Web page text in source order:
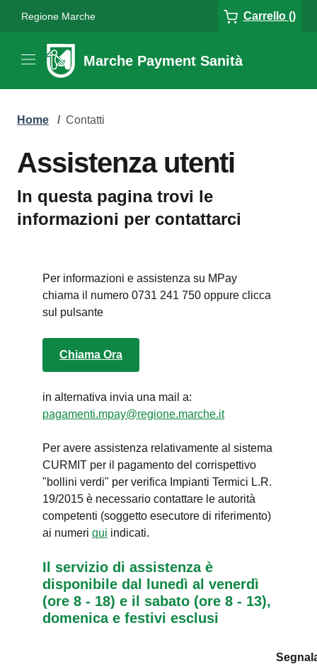
Regione Marche Carrello ()
Marche Payment Sanità
Home / Contatti
Assistenza utenti
In questa pagina trovi le
informazioni per contattarci
Per informazioni e assistenza su MPay
chiama il numero 0731 241 750 oppure clicca
sul pulsante
Chiama Ora
in alternativa invia una mail a:
pagamenti.mpay@regione.marche.it
Per avere assistenza relativamente al sistema
CURMIT per il pagamento del corrispettivo
"bollini verdi" per verifica Impianti Termici L.R.
19/2015 è necessario contattare le autorità
competenti (soggetto esecutore di riferimento)
ai numeri qui indicati.
Il servizio di assistenza è
disponibile dal lunedì al venerdì
(ore 8 - 18) e il sabato (ore 8 - 13),
domenica e festivi esclusi